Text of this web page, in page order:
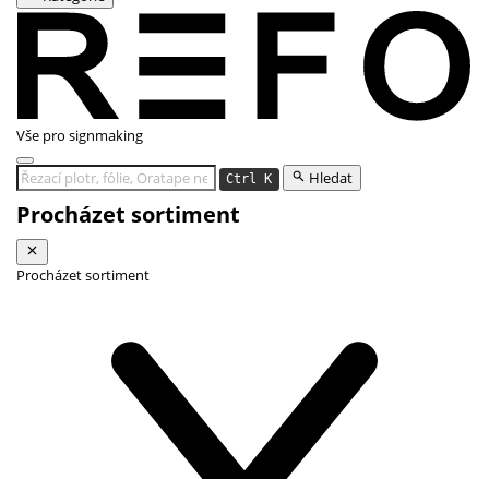
Vše pro signmaking
Ctrl K Hledat
Procházet sortiment
Procházet sortiment